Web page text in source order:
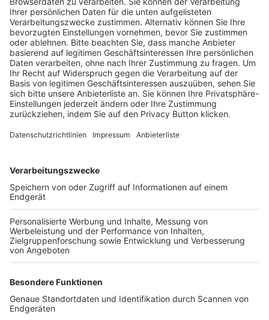
Trainerausbildung
Schulungsangebot Vereinsmitarbeiter
BFV-Geschäftsstellen
Trainerbörse
Login SpielPlus
FOLGE DEM BFV
TOP-VEREINE
TOP-PARTNER